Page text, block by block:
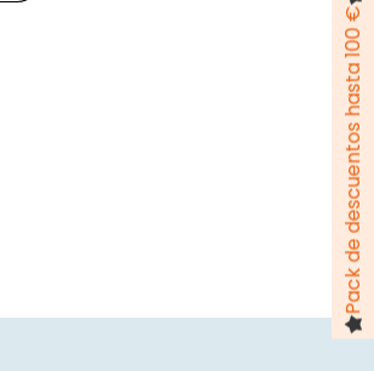
Pack de descuentos hasta 100 €